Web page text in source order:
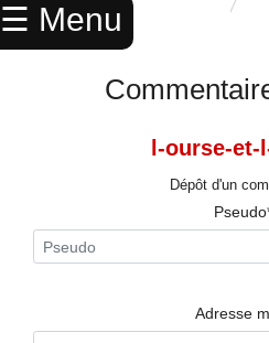
☰ Menu
ANNUAIRE
SPORTS
RESTAURANTS
avis
l-ourse-et-
Dépôt d'un
Adresse